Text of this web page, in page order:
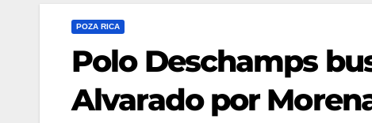
POZA RICA
Polo Deschamps
Alvarado por